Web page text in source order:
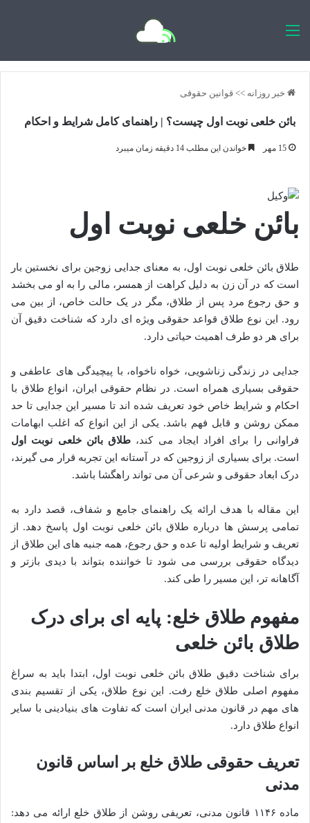
خبر روزانه >> قوانین حقوقی
بائن خلعی نوبت اول چیست؟ | راهنمای کامل شرایط و احکام
15 مهر خواندن این مطلب 14 دقیقه زمان میبرد
بائن خلعی نوبت اول
طلاق بائن خلعی نوبت اول، به معنای جدایی زوجین برای نخستین بار
است که در آن زن به دلیل کراهت از همسر، مالی را به او می بخشد
و حق رجوع مرد پس از طلاق، مگر در یک حالت خاص، از بین می
رود. این نوع طلاق قواعد حقوقی ویژه ای دارد که شناخت دقیق آن
برای هر دو طرف اهمیت حیاتی دارد.
جدایی در زندگی زناشویی، خواه ناخواه، با پیچیدگی های عاطفی و
حقوقی بسیاری همراه است. در نظام حقوقی ایران، انواع طلاق با
احکام و شرایط خاص خود تعریف شده اند تا مسیر این جدایی تا حد
ممکن روشن و قابل فهم باشد. یکی از این انواع که اغلب ابهامات
فراوانی را برای افراد ایجاد می کند، طلاق بائن خلعی نوبت اول
است. برای بسیاری از زوجین که در آستانه این تجربه قرار می گیرند،
درک ابعاد حقوقی و شرعی آن می تواند راهگشا باشد.
این مقاله با هدف ارائه یک راهنمای جامع و شفاف، قصد دارد به
تمامی پرسش ها درباره طلاق بائن خلعی نوبت اول پاسخ دهد. از
تعریف و شرایط اولیه تا عده و حق رجوع، همه جنبه های این طلاق از
دیدگاه حقوقی بررسی می شود تا خواننده بتواند با دیدی بازتر و
آگاهانه تر، این مسیر را طی کند.
مفهوم طلاق خلع: پایه ای برای درک
طلاق بائن خلعی
برای شناخت دقیق طلاق بائن خلعی نوبت اول، ابتدا باید به سراغ
مفهوم اصلی طلاق خلع رفت. این نوع طلاق، یکی از تقسیم بندی
های مهم در قانون مدنی ایران است که تفاوت های بنیادینی با سایر
انواع طلاق دارد.
تعریف حقوقی طلاق خلع بر اساس قانون
مدنی
ماده ۱۱۴۶ قانون مدنی، تعریفی روشن از طلاق خلع ارائه می دهد: